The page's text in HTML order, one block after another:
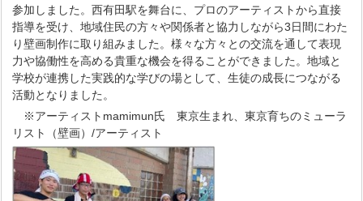
参加しました。西有田駅を舞台に、プロのアーティストから直接
指導を受け、地域住民の方々や関係者と協力しながら3日間にわた
り壁画制作に取り組みました。様々な方々との交流を通して表現
力や協働性を高める貴重な機会を得ることができました。地域と
学校が連携した実践的な学びの場として、生徒の成長につながる
活動となりました。
※アーティストmamimun氏 東京生まれ、東京育ちのミューラ
リスト（壁画）/アーティスト